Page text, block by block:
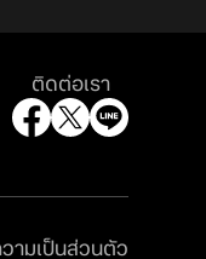
ติดต่อเรา
วามเป็นส่วนตัว